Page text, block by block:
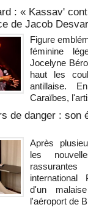
: « Kassav'
de Jacob
Figure
féminine
Jocelyne
haut les
antillaise.
Caraïbes,
de danger : son
Après
les
international
d'un
l'aéroport de